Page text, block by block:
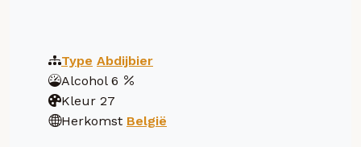
Type Abdijbier
Alcohol 6
Kleur 27
Herkomst België